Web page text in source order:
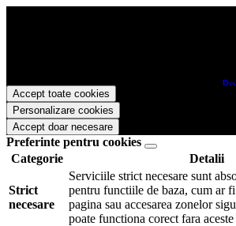
Papetarie.ro este necesar sa fiti de acord cu
cookie-uri.
Accept toate cookies
Personalizare cookies
Accept doar necesare
Preferinte pentru cookies
Categorie
Detalii
Strict
necesare
Serviciile strict necesare sunt
pentru functiile de baza, cum ar
pagina sau accesarea zonelor
poate functiona corect fara